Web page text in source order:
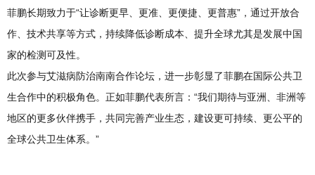
菲鹏长期致力于“让诊断更早、更准、更便捷、更普惠”，通过开放合
作、技术共享等方式，持续降低诊断成本、提升全球尤其是发展中国
家的检测可及性。
此次参与艾滋病防治南南合作论坛，进一步彰显了菲鹏在国际公共卫
生合作中的积极角色。正如菲鹏代表所言：“我们期待与亚洲、非洲等
地区的更多伙伴携手，共同完善产业生态，建设更可持续、更公平的
全球公共卫生体系。”